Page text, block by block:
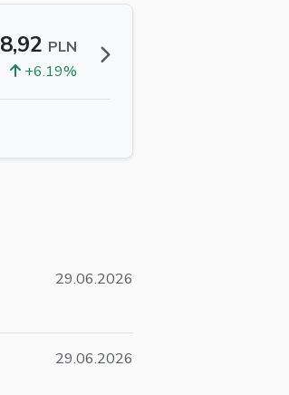
8,92 PLN
+6.19%
29.06.2026
29.06.2026